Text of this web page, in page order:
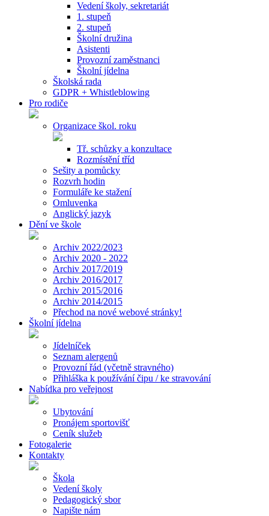
Vedení školy, sekretariát
1. stupeň
2. stupeň
Školní družina
Asistenti
Provozní zaměstnanci
Školní jídelna
Školská rada
GDPR + Whistleblowing
Pro rodiče
Organizace škol. roku
Tř. schůzky a konzultace
Rozmístění tříd
Sešity a pomůcky
Rozvrh hodin
Formuláře ke stažení
Omluvenka
Anglický jazyk
Dění ve škole
Archiv 2022/2023
Archiv 2020 - 2022
Archiv 2017/2019
Archiv 2016/2017
Archiv 2015/2016
Archiv 2014/2015
Přechod na nové webové stránky!
Školní jídelna
Jídelníček
Seznam alergenů
Provozní řád (včetně stravného)
Přihláška k používání čipu / ke stravování
Nabídka pro veřejnost
Ubytování
Pronájem sportovišť
Ceník služeb
Fotogalerie
Kontakty
Škola
Vedení školy
Pedagogický sbor
Napište nám